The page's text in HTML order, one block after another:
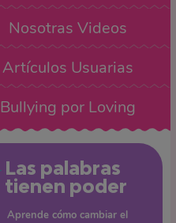
Nosotras Videos
Artículos Usuarias
Bullying por Loving
Las palabras
tienen poder
Aprende cómo cambiar el